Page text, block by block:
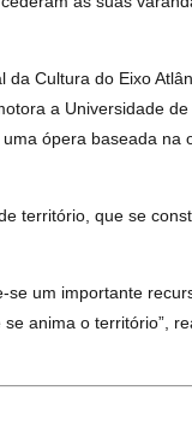
Cultura do Eixo
a Universidade
ópera baseada na
território, que se
um importante
anima o território”,